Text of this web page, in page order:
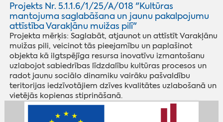
Projekts Nr. 5.1.1.6/1/25/A/018 "Kultūras
mantojuma saglabāšana un jaunu pakalpojumu
attīstība Varakļānu muižas pilī"
Projekta mērķis: Saglabāt, atjaunot un attīstīt Varakļānu
muižas pili, veicinot tās pieejamību un paplašinot
objekta kā ilgtspējīga resursa inovatīvu izmantošanu
uzlabojot sabiedrības līdzdalību kultūras procesos un
radot jaunu sociālo dinamiku vairāku pašvaldību
teritorijas iedzīvotājiem dzīves kvalitātes uzlabošanā un
vietējās kopienas stiprināšanā.